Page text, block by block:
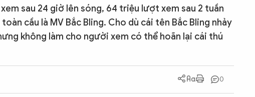
sau 24 giờ lên sóng, 64 triệu lượt xem sau 2 tuần
cầu là MV Bắc Bling. Cho dù cái tên Bắc Bling nhảy
không làm cho người xem có thể hoãn lại cái thú
0